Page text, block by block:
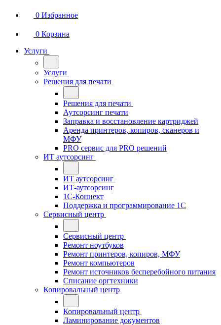
0 Избранное
0 Корзина
Услуги
Услуги
Решения для печати
Решения для печати
Аутсорсинг печати
Заправка и восстановление картриджей
Аренда принтеров, копиров, сканеров и
МФУ
PRO сервис для PRO решений
ИТ аутсорсинг
ИТ аутсорсинг
ИТ-аутсорсинг
1С-Коннект
Поддержка и программирование 1С
Сервисный центр
Сервисный центр
Ремонт ноутбуков
Ремонт принтеров, копиров, МФУ
Ремонт компьютеров
Ремонт источников бесперебойного питания
Списание оргтехники
Копировальный центр
Копировальный центр
Ламинирование документов